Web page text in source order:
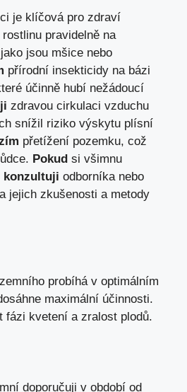
je klíčová pro zdraví
rostlinu pravidelně na
jsou mšice nebo
přírodní insekticidy na bázi
účinně hubí nežádoucí
zdravou cirkulaci vzduchu
snížil riziko výskytu plísní
přetížení pozemku, což
Pokud si všimnu
konzultuji odborníka nebo
jejich zkušenosti a metody
probíhá v optimálním
maximální účinnosti.
fázi kvetení a zralost plodů.
doporučuji v období od